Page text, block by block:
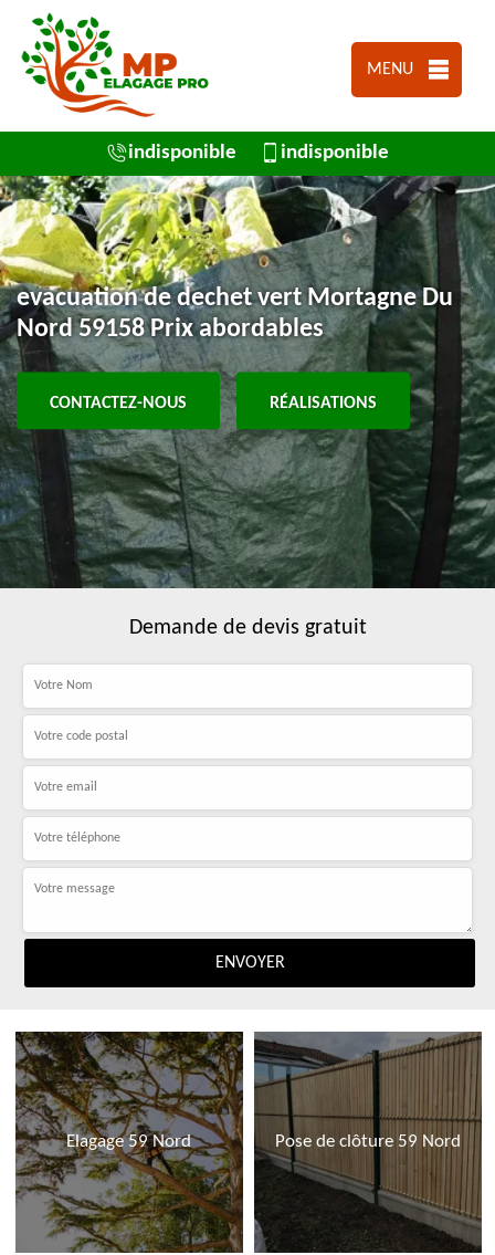
MENU
indisponible indisponible
evacuation de dechet vert Mortagne Du
Nord 59158 Prix abordables
CONTACTEZ-NOUS RÉALISATIONS
Demande de devis gratuit
Elagage 59 Nord Pose de clôture 59 Nord